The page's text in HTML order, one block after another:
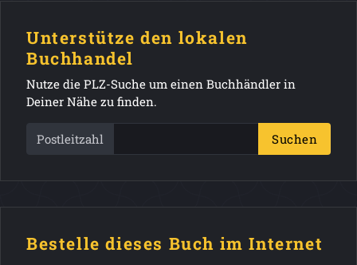
Unterstütze den lokalen
Buchhandel
Nutze die PLZ-Suche um einen Buchhändler in
Deiner Nähe zu finden.
Postleitzahl Suchen
Bestelle dieses Buch im Internet